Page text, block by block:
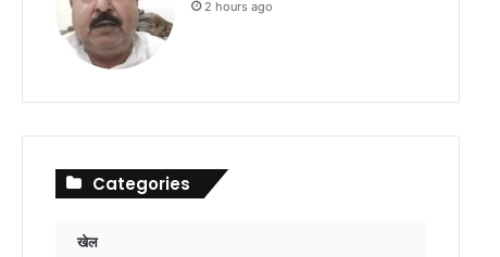
2 hours ago
Categories
खेल